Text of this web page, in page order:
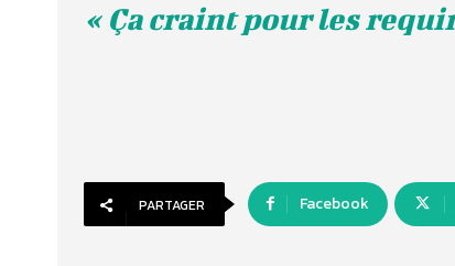
« Ça craint pour les
PARTAGER Facebook